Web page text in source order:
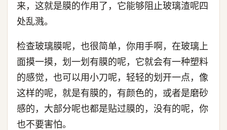
来，这就是膜的作用了，它能够阻止玻璃渣呢四
处乱溅。
检查玻璃膜呢，也很简单，你用手啊，在玻璃上
面摸一摸，划一划有膜的呢，它就会有一种塑料
的感觉，也可以用小刀呢，轻轻的划开一点，像
这样的呢，就是有膜的，有颜色的，或者是磨砂
感的，大部分呢也都是贴过膜的，没有的呢，你
也不要害怕。